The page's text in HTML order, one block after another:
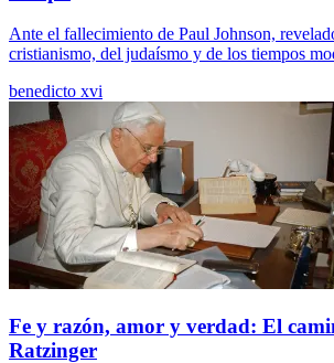
Ante el fallecimiento de Paul Johnson,
cristianismo, del judaísmo y de los tiempos
benedicto xvi
Fe y razón, amor y verdad: El
Ratzinger